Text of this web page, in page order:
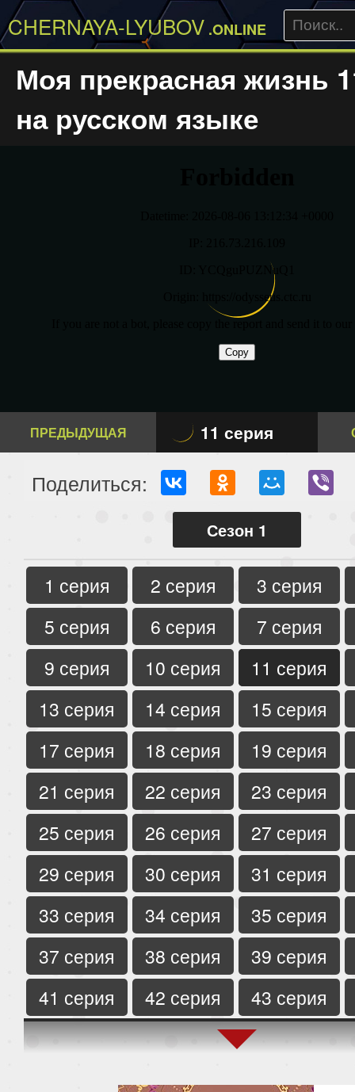
CHERNAYA-LYUBOV .ONLINE
Моя прекрасная жизнь
на русском языке
ПРЕДЫДУЩАЯ 11 серия
Поделиться:
Сезон 1
1 серия 2 серия
3 серия
5 серия
6 серия
7 серия
9 серия
10 серия
11 серия
13 серия
14 серия
15 серия
17 серия
18 серия
19 серия
21 серия
22 серия
23 серия
25 серия
26 серия
27 серия
29 серия
30 серия
31 серия
33 серия
34 серия
35 серия
37 серия
38 серия
39 серия
41 серия
42 серия
43 серия
45 серия
46 серия
47 серия
50 серия
51 серия